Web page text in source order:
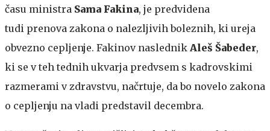
času ministra Sama Fakina, je predvidena
tudi prenova zakona o nalezljivih boleznih, ki ureja
obvezno cepljenje. Fakinov naslednik Aleš Šabeder,
ki se v teh tednih ukvarja predvsem s kadrovskimi
razmerami v zdravstvu, načrtuje, da bo novelo zakona
o cepljenju na vladi predstavil decembra.